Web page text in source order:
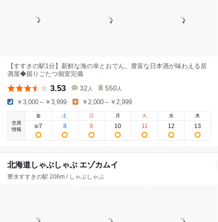
【すすきの駅1分】新鮮な海の幸とおでん、豊富な日本酒が味わえる居
酒屋◆掘りごたつ個室完備
3.53 32 人 550 人
￥3,000～￥3,999 ￥2,000～￥2,999
空席
情報
金
8/7
土
8
日
9
月
10
火
11
水
12
木
13
北海道しゃぶしゃぶ エゾカムイ
豊水すすきの駅 206m / しゃぶしゃぶ